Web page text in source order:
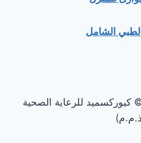
الشامل
للرعاية الصحية